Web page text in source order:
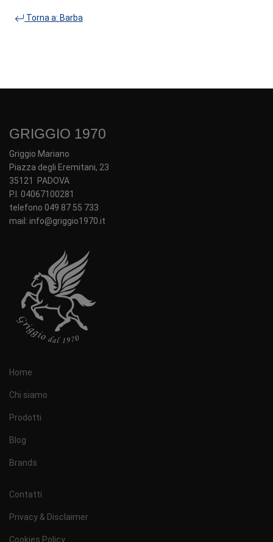
Torna a: Barba
GRIGGIO 1970
Griggio Mariano
Piazza degli Eremitani, 23
35121 PADOVA
P.I. 04067100281
telefono 049 87 55 733
mail: info@griggio1970.it
Home
Chi siamo
Prodotti
Blog
Brands
Contatti
Privacy & Disclaimer
Cookies Policy